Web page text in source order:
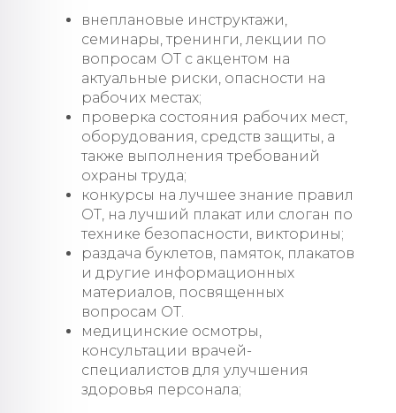
внеплановые инструктажи,
семинары, тренинги, лекции по
вопросам ОТ с акцентом на
актуальные риски, опасности на
рабочих местах;
проверка состояния рабочих мест,
оборудования, средств защиты, а
также выполнения требований
охраны труда;
конкурсы на лучшее знание правил
ОТ, на лучший плакат или слоган по
технике безопасности, викторины;
раздача буклетов, памяток, плакатов
и другие информационных
материалов, посвященных
вопросам ОТ.
медицинские осмотры,
консультации врачей-
специалистов для улучшения
здоровья персонала;